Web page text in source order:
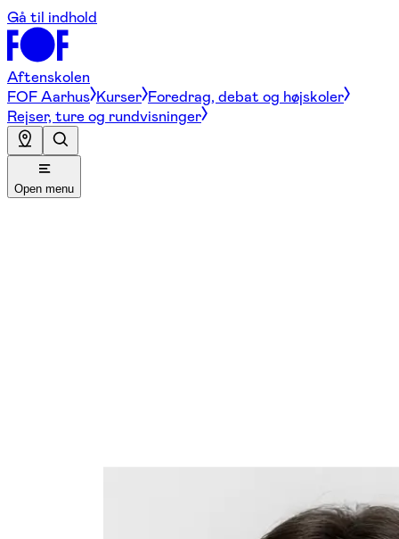
Gå til indhold
Aftenskolen
FOF Aarhus Kurser Foredrag, debat og højskoler
Rejser, ture og rundvisninger
Open menu